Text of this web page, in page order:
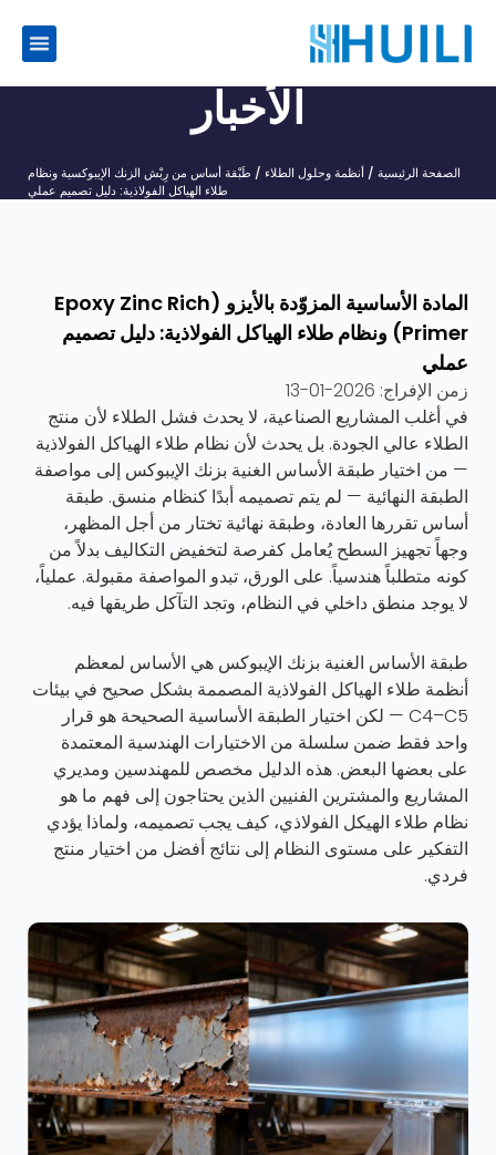
الأخبار
الصفحة الرئيسية / أنظمة وحلول الطلاء / طَبْقة أساس من رِبْش الزنك الإيبوكسية ونظام
طلاء الهياكل الفولاذية: دليل تصميم عملي
المادة الأساسية المزوّدة بالأيزو (Epoxy Zinc Rich
Primer) ونظام طلاء الهياكل الفولاذية: دليل تصميم
عملي
زمن الإفراج: 2026-01-13
في أغلب المشاريع الصناعية، لا يحدث فشل الطلاء لأن منتج
الطلاء عالي الجودة. بل يحدث لأن نظام طلاء الهياكل الفولاذية
— من اختيار طبقة الأساس الغنية بزنك الإيبوكس إلى مواصفة
الطبقة النهائية — لم يتم تصميمه أبدًا كنظام منسق. طبقة
أساس تقررها العادة، وطبقة نهائية تختار من أجل المظهر،
وجهاً تجهيز السطح يُعامل كفرصة لتخفيض التكاليف بدلاً من
كونه متطلباً هندسياً. على الورق، تبدو المواصفة مقبولة. عملياً،
لا يوجد منطق داخلي في النظام، وتجد التآكل طريقها فيه.
طبقة الأساس الغنية بزنك الإيبوكس هي الأساس لمعظم
أنظمة طلاء الهياكل الفولاذية المصممة بشكل صحيح في بيئات
C4–C5 — لكن اختيار الطبقة الأساسية الصحيحة هو قرار
واحد فقط ضمن سلسلة من الاختيارات الهندسية المعتمدة
على بعضها البعض. هذه الدليل مخصص للمهندسين ومديري
المشاريع والمشترين الفنيين الذين يحتاجون إلى فهم ما هو
نظام طلاء الهيكل الفولاذي، كيف يجب تصميمه، ولماذا يؤدي
التفكير على مستوى النظام إلى نتائج أفضل من اختيار منتج
فردي.